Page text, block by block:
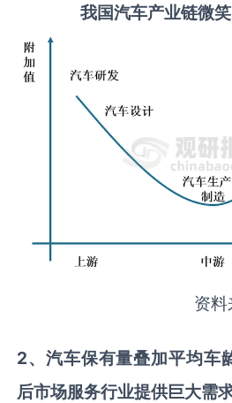
我国汽车产业链微
资
2、汽车保有量叠加平均车
后市场服务行业提供巨大需